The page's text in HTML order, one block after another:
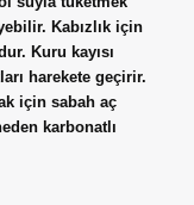
Kabızlık için
Kuru kayısı
harekete geçirir.
için sabah aç
karbonatlı